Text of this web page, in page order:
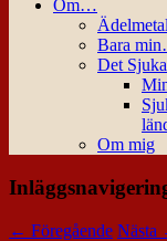
Om…
Bara
Det
Om mig
← Föregående Nästa